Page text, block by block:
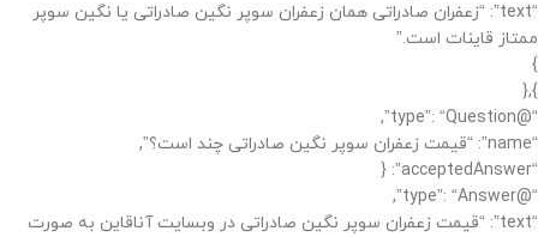
“text”: “زعفران صادراتی همان زعفران سوپر نگین صادراتی یا نگین سوپر
ممتاز قاینات است.”
}
},{
“@type”: “Question”,
“name”: “قیمت زعفران سوپر نگین صادراتی چند است؟”,
“acceptedAnswer”: {
“@type”: “Answer”,
“text”: “قیمت زعفران سوپر نگین صادراتی در وبسایت آناقاین به صورت